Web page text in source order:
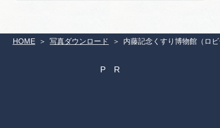
HOME 写真ダウンロード 内藤記念くすり博物館（ロ